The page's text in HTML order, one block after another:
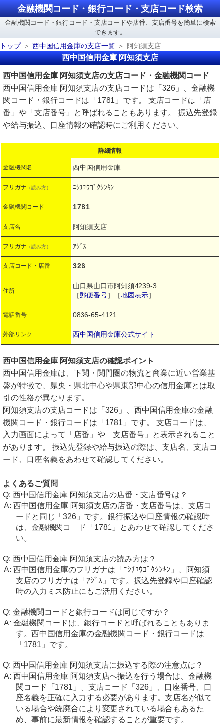
金融機関コード・銀行コード・支店コード検索
金融機関コード・銀行コード・支店コードや店番、支店番号を簡単に検索
できます。
トップ
西中国信用金庫の支店一覧 阿知須支店
西中国信用金庫 阿知須支店
西中国信用金庫 阿知須支店の支店コード・金融機関コード
西中国信用金庫 阿知須支店の支店コードは「326」、金融機
関コード・銀行コードは「1781」です。 支店コードは「店
番」や「支店番号」と呼ばれることもあります。 振込先登録
や給与振込、口座情報の確認時にご利用ください。
詳細情報
金融機関名 西中国信用金庫
フリガナ （読み方） ﾆｼﾁﾕｳｺﾞｸｼﾝｷﾝ
金融機関コード 1781
支店名 阿知須支店
フリガナ （読み方） ｱｼﾞｽ
支店コード・店番 326
住所
山口県山口市阿知須4239-3
［郵便番号］［地図表示］
電話番号 0836-65-4121
外部リンク 西中国信用金庫公式サイト
西中国信用金庫 阿知須支店の確認ポイント
西中国信用金庫は、下関・関門圏の物流と商業に近い営業基
盤が特徴で、県央・県北中心や県東部中心の信用金庫とは取
引の性格が異なります。
阿知須支店の支店コードは「326」、西中国信用金庫の金融
機関コード・銀行コードは「1781」です。 支店コードは、
入力画面によって「店番」や「支店番号」と表示されること
があります。 振込先登録や給与振込の際は、支店名、支店コ
ード、口座名義をあわせて確認してください。
よくあるご質問
西中国信用金庫 阿知須支店の店番・支店番号は？
西中国信用金庫 阿知須支店の店番・支店番号は、支店コ
ードと同じ「326」です。銀行振込や口座情報の確認時
は、金融機関コード「1781」とあわせて確認してくださ
い。
西中国信用金庫 阿知須支店の読み方は？
西中国信用金庫のフリガナは「ﾆｼﾁﾕｳｺﾞｸｼﾝｷﾝ」、阿知須
支店のフリガナは「ｱｼﾞｽ」です。振込先登録や口座確認
時の入力ミス防止にもご活用ください。
金融機関コードと銀行コードは同じですか？
金融機関コードは、銀行コードと呼ばれることもありま
す。西中国信用金庫の金融機関コード・銀行コードは
「1781」です。
西中国信用金庫 阿知須支店に振込する際の注意点は？
西中国信用金庫 阿知須支店へ振込を行う場合は、金融機
関コード「1781」、支店コード「326」、口座番号、口
座名義を正確に入力する必要があります。支店名が似て
いる場合や統廃合により変更されている場合もあるた
め、事前に最新情報を確認することが重要です。